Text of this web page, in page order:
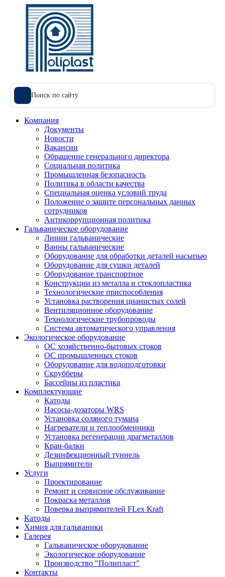
Поиск по сайту
Компания
Документы
Новости
Вакансии
Обращение генерального директора
Социальная политика
Промышленная безопасность
Политика в области качества
Специальная оценка условий труда
Положение о защите персональных данных
сотрудников
Антикоррупционная политика
Гальваническое оборудование
Линии гальванические
Ванны гальванические
Оборудование для обработки деталей насыпью
Оборудование для сушки деталей
Оборудование транспортное
Конструкции из металла и стеклопластика
Технологические приспособления
Установка растворения цианистых солей
Вентиляционное оборудование
Технологические трубопроводы
Система автоматического управления
Экологическое оборудование
ОС хозяйственно-бытовых стоков
ОС промышленных стоков
Оборудование для водоподготовки
Скрубберы
Бассейны из пластика
Комплектующие
Катоды
Насосы-дозаторы WRS
Установка соляного тумана
Нагреватели и теплообменники
Установка регенерации драгметаллов
Кран-балки
Дезинфекционный туннель
Выпрямители
Услуги
Проектирование
Ремонт и сервисное обслуживание
Покраска металлов
Поверка выпрямителей FLex Kraft
Катоды
Химия для гальваники
Галерея
Гальваническое оборудование
Экологическое оборудование
Производство "Полипласт"
Контакты